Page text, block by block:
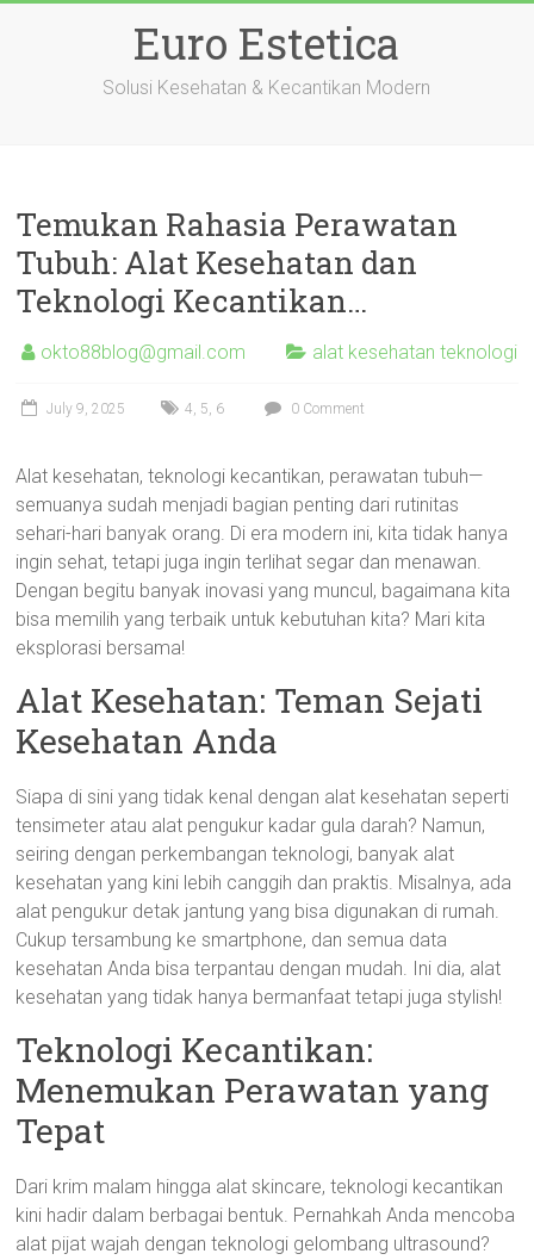
Euro Estetica
Solusi Kesehatan & Kecantikan Modern
Temukan Rahasia Perawatan
Tubuh: Alat Kesehatan dan
Teknologi Kecantikan…
okto88blog@gmail.com alat kesehatan teknologi
July 9, 2025 4, 5, 6 0 Comment
Alat kesehatan, teknologi kecantikan, perawatan tubuh—
semuanya sudah menjadi bagian penting dari rutinitas
sehari-hari banyak orang. Di era modern ini, kita tidak hanya
ingin sehat, tetapi juga ingin terlihat segar dan menawan.
Dengan begitu banyak inovasi yang muncul, bagaimana kita
bisa memilih yang terbaik untuk kebutuhan kita? Mari kita
eksplorasi bersama!
Alat Kesehatan: Teman Sejati
Kesehatan Anda
Siapa di sini yang tidak kenal dengan alat kesehatan seperti
tensimeter atau alat pengukur kadar gula darah? Namun,
seiring dengan perkembangan teknologi, banyak alat
kesehatan yang kini lebih canggih dan praktis. Misalnya, ada
alat pengukur detak jantung yang bisa digunakan di rumah.
Cukup tersambung ke smartphone, dan semua data
kesehatan Anda bisa terpantau dengan mudah. Ini dia, alat
kesehatan yang tidak hanya bermanfaat tetapi juga stylish!
Teknologi Kecantikan:
Menemukan Perawatan yang
Tepat
Dari krim malam hingga alat skincare, teknologi kecantikan
kini hadir dalam berbagai bentuk. Pernahkah Anda mencoba
alat pijat wajah dengan teknologi gelombang ultrasound?